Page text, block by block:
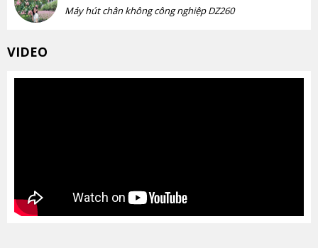
Máy hút chân không công nghiệp DZ260
VIDEO